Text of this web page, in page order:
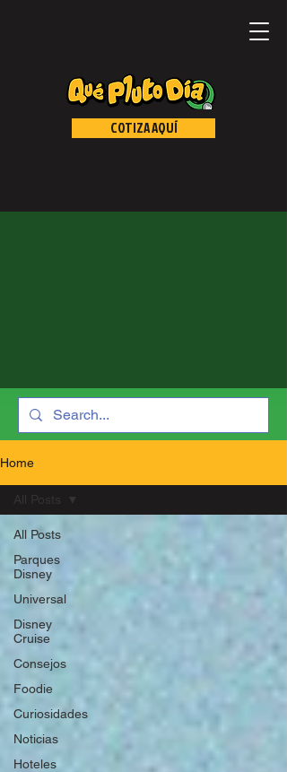
COTIZA AQUÍ
Home
All Posts
Parques
Disney
Universal
Disney
Cruise
Consejos
Foodie
Curiosidades
Noticias
Hoteles
All Posts